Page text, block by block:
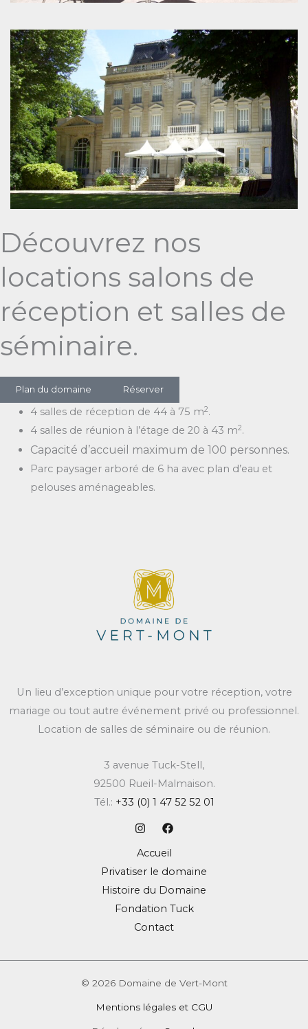
Découvrez nos
locations salons de
réception et salles de
séminaire.
Plan du domaine Réserver
4 salles de réception de 44 à 75 m2.
4 salles de réunion à l’étage de 20 à 43 m2.
Capacité d’accueil maximum de 100 personnes.
Parc paysager arboré de 6 ha avec plan d’eau et
pelouses aménageables.
Un lieu d’exception unique pour votre réception, votre
mariage ou tout autre événement privé ou professionnel.
Location de salles de séminaire ou de réunion.
3 avenue Tuck-Stell,
92500 Rueil-Malmaison.
Tél.: +33 (0) 1 47 52 52 01
Accueil
Privatiser le domaine
Histoire du Domaine
Fondation Tuck
Contact
© 2026 Domaine de Vert-Mont
Mentions légales et CGU